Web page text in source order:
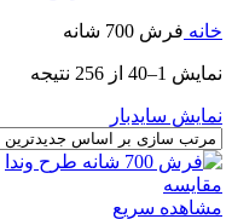
خانه فرش 700 شانه
نمایش 1–40 از 256 نتیجه
نمایش سایدبار
مقایسه
مشاهده سریع